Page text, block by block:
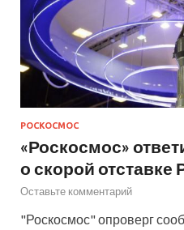
РОСКОСМОС
«Роскосмос»
о скорой отставке
Оставьте комментарий
"Роскосмос" опроверг